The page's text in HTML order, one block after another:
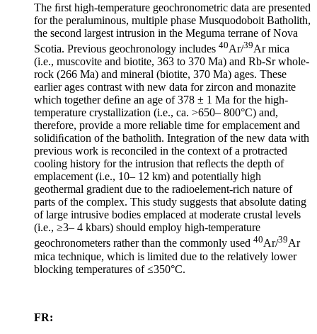
The ﬁrst high-temperature geochronometric data are presented
for the peraluminous, multiple phase Musquodoboit Batholith,
the second largest intrusion in the Meguma terrane of Nova
Scotia. Previous geochronology includes 40Ar/39Ar mica
(i.e., muscovite and biotite, 363 to 370 Ma) and Rb-Sr whole-
rock (266 Ma) and mineral (biotite, 370 Ma) ages. These
earlier ages contrast with new data for zircon and monazite
which together deﬁne an age of 378 ± 1 Ma for the high-
temperature crystallization (i.e., ca. >650– 800°C) and,
therefore, provide a more reliable time for emplacement and
solidiﬁcation of the batholith. Integration of the new data with
previous work is reconciled in the context of a protracted
cooling history for the intrusion that reﬂects the depth of
emplacement (i.e., 10– 12 km) and potentially high
geothermal gradient due to the radioelement-rich nature of
parts of the complex. This study suggests that absolute dating
of large intrusive bodies emplaced at moderate crustal levels
(i.e., ≥3– 4 kbars) should employ high-temperature
geochronometers rather than the commonly used 40Ar/39Ar
mica technique, which is limited due to the relatively lower
blocking temperatures of ≤350°C.
FR: